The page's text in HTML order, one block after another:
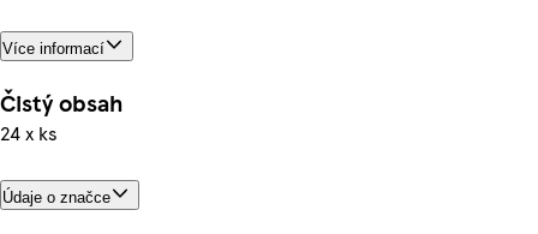
Více informací
Čistý obsah
24 x ks
Údaje o značce